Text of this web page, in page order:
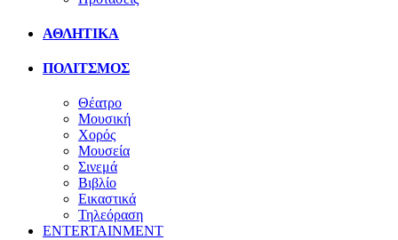
ΑΘΛΗΤΙΚΑ
ΠΟΛΙΤΣΜΟΣ
Θέατρο
Μουσική
Χορός
Μουσεία
Σινεμά
Βιβλίο
Εικαστικά
Τηλεόραση
ENTERTAINMENT